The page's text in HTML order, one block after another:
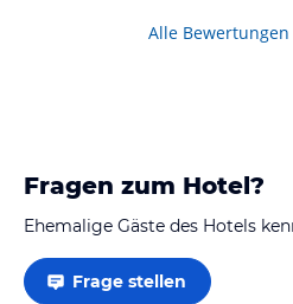
Alle
Fragen zum Hotel?
Ehemalige Gäste des Hotels
Frage stellen